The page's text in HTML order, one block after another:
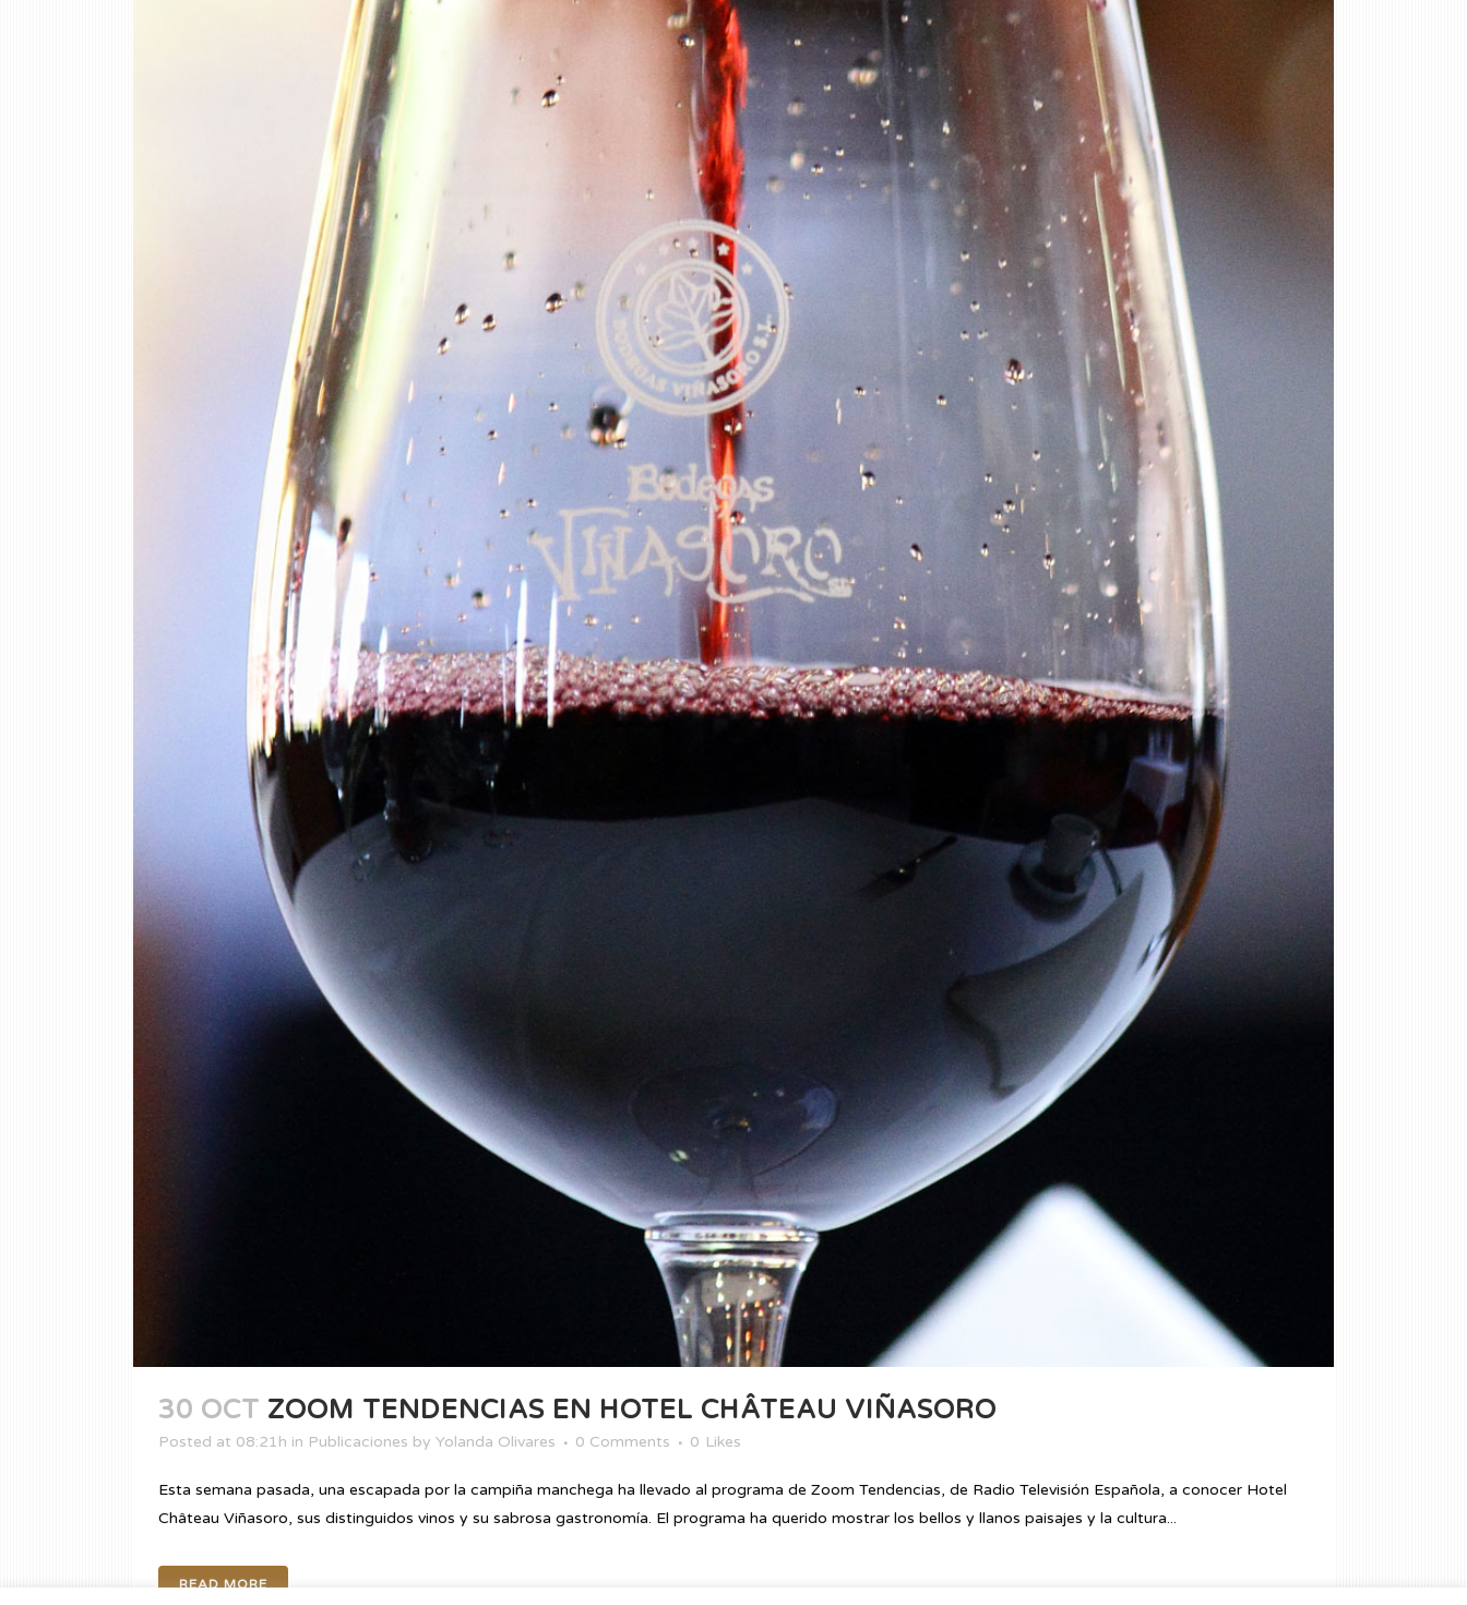
30 OCT ZOOM TENDENCIAS EN HOTEL CHÂTEAU VIÑASORO
Posted at 08:21h in Publicaciones by Yolanda Olivares 0 Comments 0 Likes
Esta semana pasada, una escapada por la campiña manchega ha llevado al programa de Zoom Tendencias, de Radio Televisión Española, a conocer Hotel
Château Viñasoro, sus distinguidos vinos y su sabrosa gastronomía. El programa ha querido mostrar los bellos y llanos paisajes y la cultura...
READ MORE